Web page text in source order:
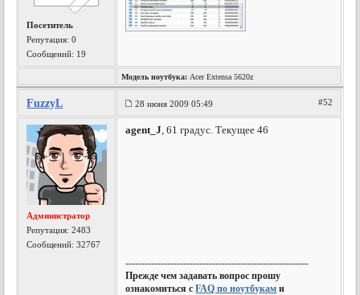
Посетитель
Репутация:0
Сообщений: 19
Модель ноутбука: Acer Extensa 5620z
FuzzyL 28 июня 2009 05:49 #52
Администратор
Репутация:2483
Сообщений: 32767
agent_J, 61 градус. Текущее 46
---------------------------------------------------------
Прежде чем задавать вопрос прошу
ознакомиться сFAQ по ноутбукам и